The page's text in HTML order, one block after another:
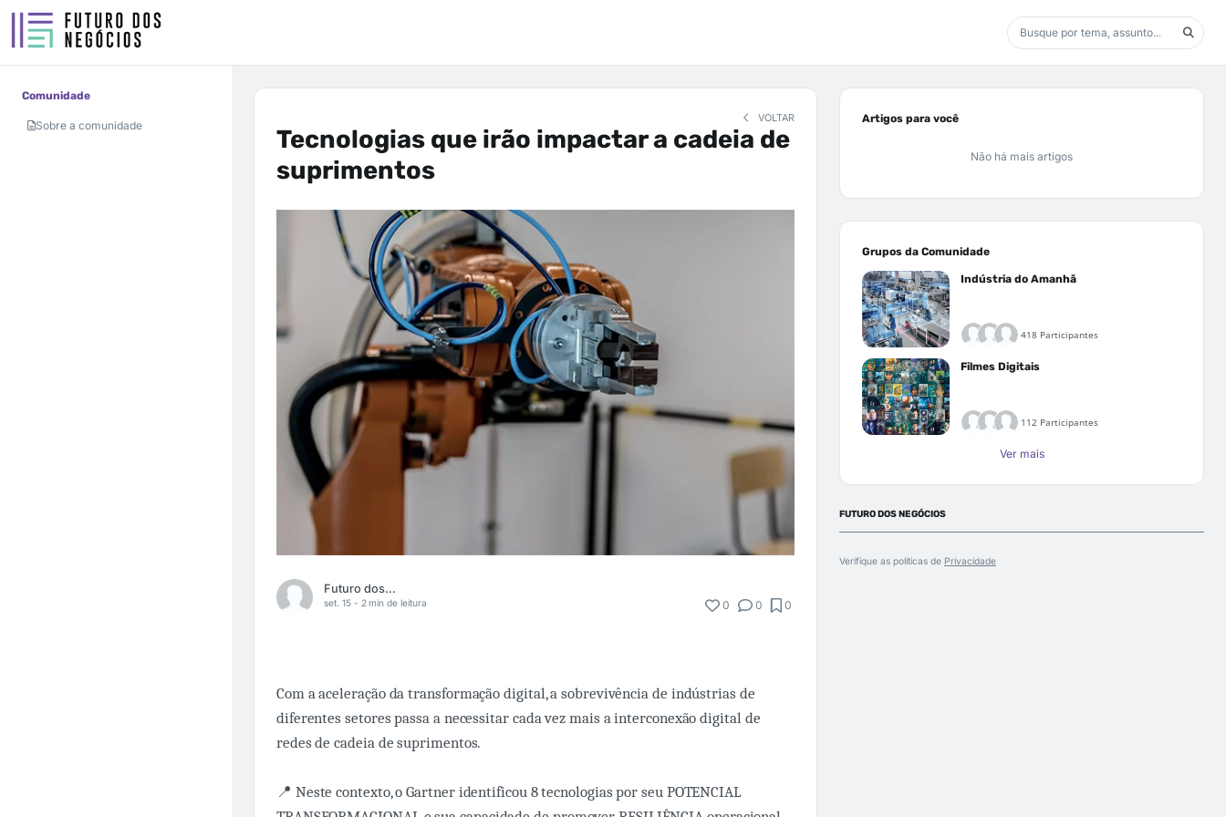
Comunidade
Sobre a comunidade
VOLTAR
Tecnologias que irão impactar a cadeia de
suprimentos
Futuro dos Negócios
set. 15 - 2 min de leitura 0 0 0
Com a aceleração da transformação digital, a sobrevivência de indústrias de
diferentes setores passa a necessitar cada vez mais a interconexão digital de
redes de cadeia de suprimentos.
📍 Neste contexto, o Gartner identificou 8 tecnologias por seu POTENCIAL
Artigos para você
Não há mais artigos
Grupos da Comunidade
Indústria do Amanhã
418 Participantes
Filmes Digitais
112 Participantes
Ver mais
FUTURO DOS NEGÓCIOS
Verifique as políticas de Privacidade